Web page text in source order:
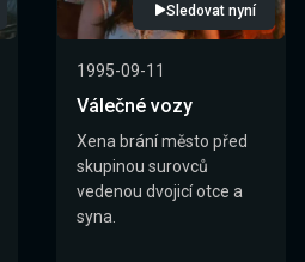
Sledovat nyní
1995-09-11
Válečné vozy
Xena brání město před
skupinou surovců
vedenou dvojicí otce a
syna.